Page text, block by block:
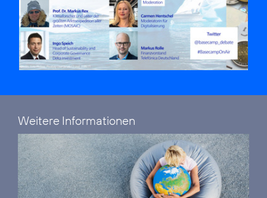
Weitere Informationen